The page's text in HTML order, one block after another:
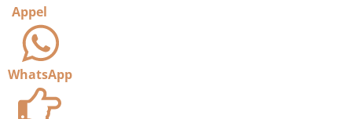
Appel
WhatsApp